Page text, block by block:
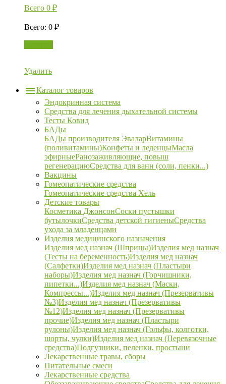
Всего 0 ₽
Всего: 0 ₽
Удалить
Каталог товаров
Эндокринная система
Средства для лечения дыхательной системы
Тесты Ковид
БАДы
БАДы производителя ЭваларВитамины
(поливитамины)Конфеты и леденцыМасла
эфирныеРанозаживляющие, повыш
регенерациюСредства для ванн (соли, пенки...)
Вакцины
Гомеопатические средства
Гомеопатические средства Хель
Детские товары
Косметика ДжонсонСоски пустышки
бутылочкиСредства детской гигиеныСредства
ухода за младенцами
Изделия медицинского назначения
Изделия мед назнач (Шприцы)Изделия мед назнач
(Тесты на беременность)Изделия мед назнач
(Салфетки)Изделия мед назнач (Пластыри
наборы)Изделия мед назнач (Горчишники,
пипетки...)Изделия мед назнач (Маски,
Компрессы...)Изделия мед назнач (Презервативы
№3)Изделия мед назнач (Презервативы
№12)Изделия мед назнач (Презервативы
прочие)Изделия мед назнач (Пластыри
рулоны)Изделия мед назнач (Гольфы, колготки,
шорты, чулки)Изделия мед назнач (Перевязочные
средства)Подгузники, пеленки, простыни
Лекарственные травы, сборы
Питательные смеси
Лекарственные средства